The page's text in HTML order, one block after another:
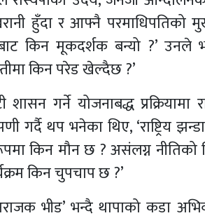
हुँदा र आफ्नै परमाधिपतिको
किन मूकदर्शक बन्यो ?’ उनले
किन परेड खेल्दैछ ?’
गर्ने योजनाबद्ध
गर्दै थप भनेका थिए, ‘राष्ट्रिय
किन मौन छ ? असंलग्न नीतिको
किन चुपचाप छ ?’
भीड’ भन्दै थापाको कडा